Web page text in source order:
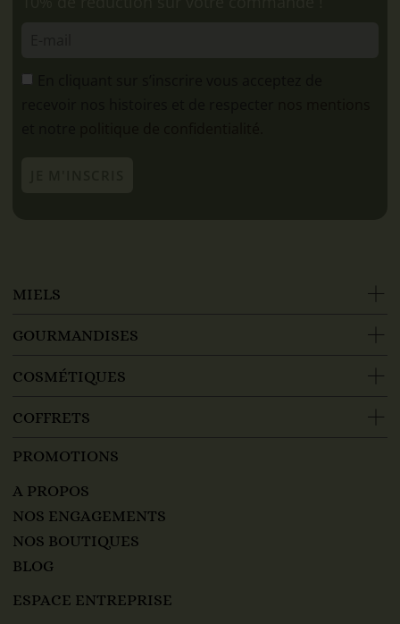
MIELS
GOURMANDISES
COSMÉTIQUES
COFFRETS
PROMOTIONS
A PROPOS
NOS ENGAGEMENTS
NOS BOUTIQUES
BLOG
ESPACE ENTREPRISE